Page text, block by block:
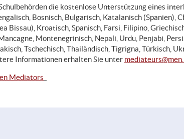
die kostenlose Unterstützung eines
Bosnisch, Bulgarisch, Katalanisch (Spanien),
Bissau), Kroatisch, Spanisch, Farsi, Filipino,
Montenegrinisch, Nepali, Urdu, Penjabi,
Tschechisch, Thailändisch, Tigrigna, Türkisch,
Informationen erhalten Sie unter
Mediators